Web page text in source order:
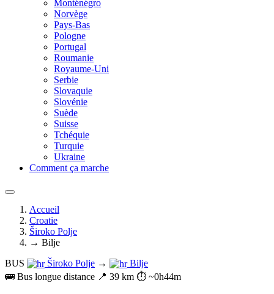
Monténégro
Norvège
Pays-Bas
Pologne
Portugal
Roumanie
Royaume-Uni
Serbie
Slovaquie
Slovénie
Suède
Suisse
Tchéquie
Turquie
Ukraine
Comment ça marche
Accueil
Croatie
Široko Polje
→ Bilje
BUS
Široko Polje →
Bilje
🚌 Bus longue distance 📍 39 km ⏱️ ~0h44m